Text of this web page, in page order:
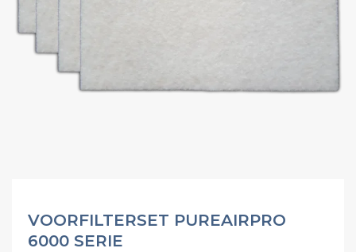
VOORFILTERSET PUREAIRPRO
6000 SERIE